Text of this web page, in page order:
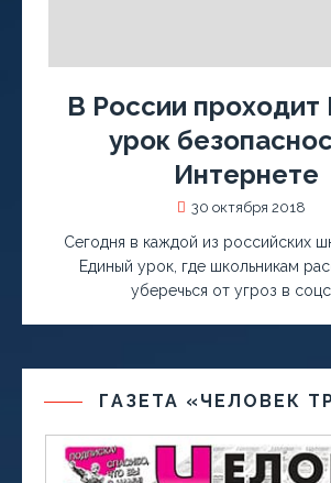
В России проходит
урок
Интернете
30 октября 2018
Сегодня в каждой из российских
Единый урок, где школьникам
уберечься от угроз в
ГАЗЕТА «ЧЕЛОВЕК